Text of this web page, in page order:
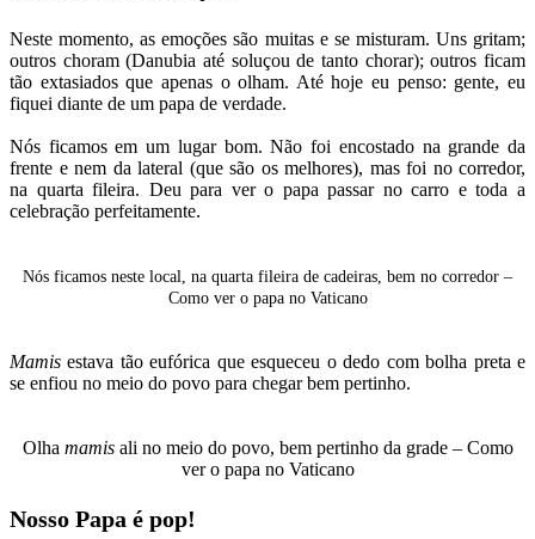
Neste momento, as emoções são muitas e se misturam. Uns gritam;
outros choram (Danubia até soluçou de tanto chorar); outros ficam
tão extasiados que apenas o olham. Até hoje eu penso: gente, eu
fiquei diante de um papa de verdade.
Nós ficamos em um lugar bom. Não foi encostado na grande da
frente e nem da lateral (que são os melhores), mas foi no corredor,
na quarta fileira. Deu para ver o papa passar no carro e toda a
celebração perfeitamente.
Nós ficamos neste local, na quarta fileira de cadeiras, bem no corredor –
Como ver o papa no Vaticano
Mamisestava tão eufórica que esqueceu o dedo com bolha preta e
se enfiou no meio do povo para chegar bem pertinho.
Olha mamis ali no meio do povo, bem pertinho da grade – Como
ver o papa no Vaticano
Nosso Papa é pop!